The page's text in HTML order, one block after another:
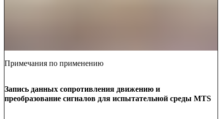
Примечания по применению
Запись данных сопротивления движению и
преобразование сигналов для испытательной среды MTS